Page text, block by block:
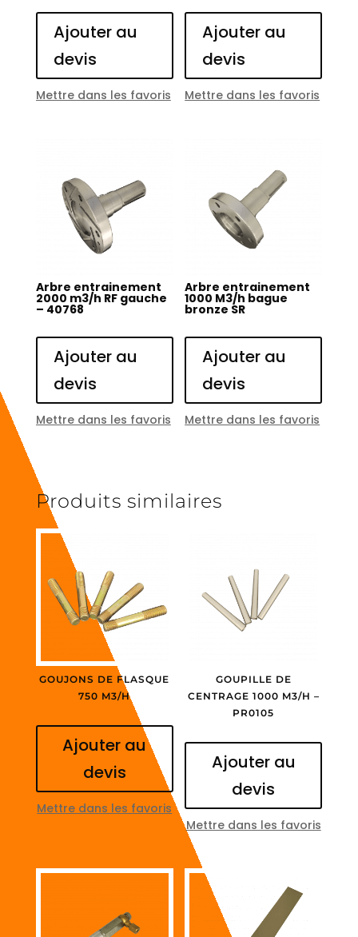
Ajouter au
devis
Mettre dans les favoris
Ajouter au
devis
Mettre dans les favoris
Arbre entrainement
2000 m3/h RF gauche
– 40768
Ajouter au
devis
Mettre dans les favoris
Arbre entrainement
1000 M3/h bague
bronze SR
Ajouter au
devis
Mettre dans les favoris
Produits similaires
GOUJONS DE FLASQUE
750 M3/H
Ajouter au
devis
Mettre dans les favoris
GOUPILLE DE
CENTRAGE 1000 M3/H –
PR0105
Ajouter au
devis
Mettre dans les favoris